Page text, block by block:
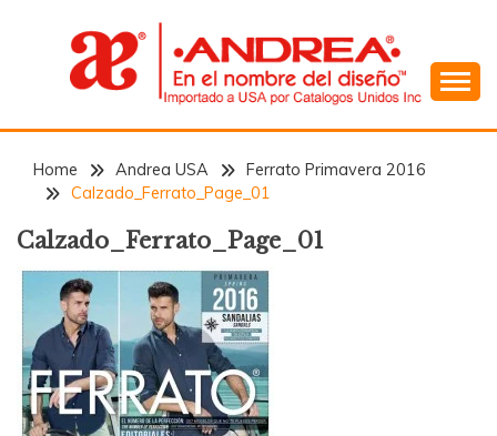
ANDREA
Home Andrea USA
Ferrato Primavera 2016
Calzado_Ferrato_Page_01
Calzado_Ferrato_Page_01